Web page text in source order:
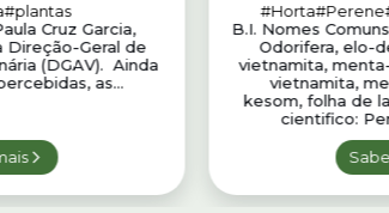
#plantas
Cruz Garcia,
Direção-Geral de
(DGAV). Ainda
as...
#Horta#Perene
B.I. Nomes
Odorifera, elo-
vietnamita,
vietnamita,
kesom, folha de
cientifico: